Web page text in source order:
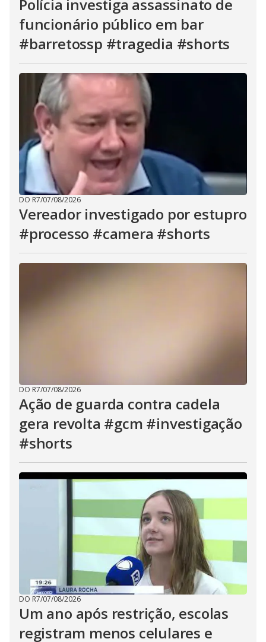
Polícia investiga assassinato de
funcionário público em bar
#barretossp #tragedia #shorts
DO R7/07/08/2026
Vereador investigado por estupro
#processo #camera #shorts
DO R7/07/08/2026
Ação de guarda contra cadela
gera revolta #gcm #investigação
#shorts
DO R7/07/08/2026
Um ano após restrição, escolas
registram menos celulares e